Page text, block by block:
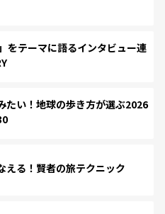
をテーマに語るインタビュー連
たい！地球の歩き方が選ぶ2026
える！賢者の旅テクニック